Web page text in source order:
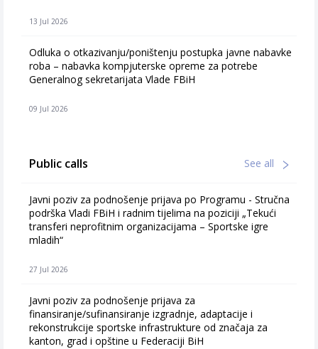
13 Jul 2026
Odluka o otkazivanju/poništenju postupka javne nabavke
roba – nabavka kompjuterske opreme za potrebe
Generalnog sekretarijata Vlade FBiH
09 Jul 2026
Public calls See all
Javni poziv za podnošenje prijava po Programu - Stručna
podrška Vladi FBiH i radnim tijelima na poziciji „Tekući
transferi neprofitnim organizacijama – Sportske igre
mladih“
27 Jul 2026
Javni poziv za podnošenje prijava za
finansiranje/sufinansiranje izgradnje, adaptacije i
rekonstrukcije sportske infrastrukture od značaja za
kanton, grad i opštine u Federaciji BiH